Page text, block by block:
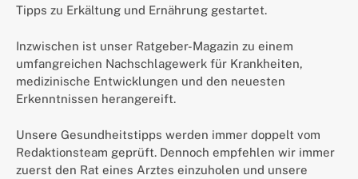
Tipps zu Erkältung und Ernährung gestartet.
Inzwischen ist unser Ratgeber-Magazin zu einem
umfangreichen Nachschlagewerk für Krankheiten,
medizinische Entwicklungen und den neuesten
Erkenntnissen herangereift.
Unsere Gesundheitstipps werden immer doppelt vom
Redaktionsteam geprüft. Dennoch empfehlen wir immer
zuerst den Rat eines Arztes einzuholen und unsere